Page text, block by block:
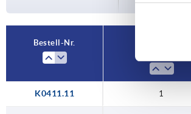
Versanddatum.
Bestell-Nr.
K0411.11 1